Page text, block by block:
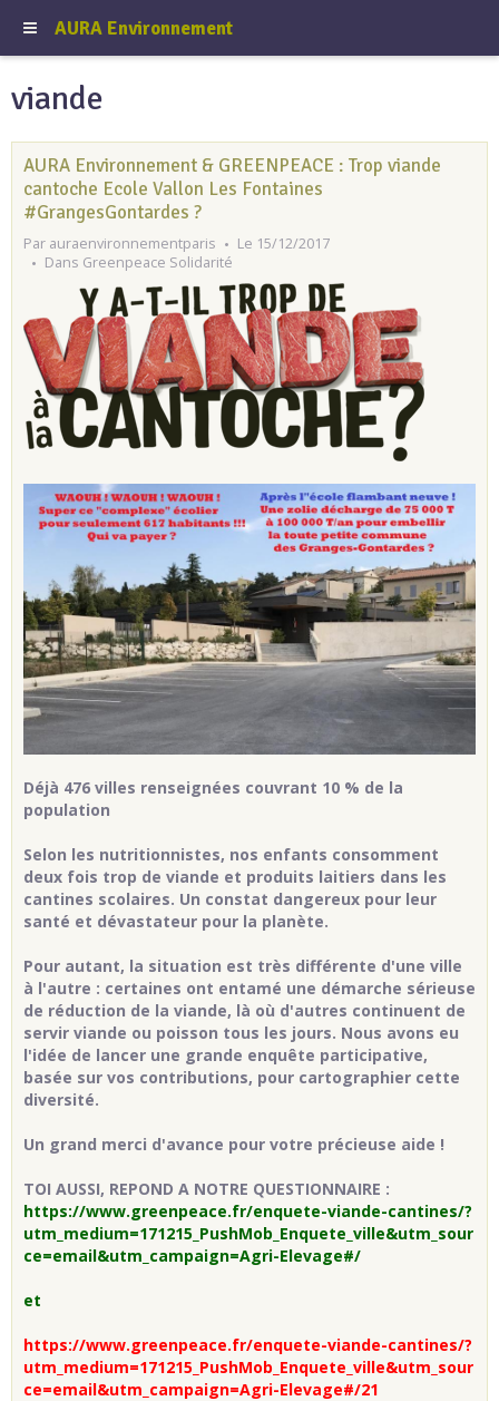
AURA Environnement
viande
AURA Environnement & GREENPEACE : Trop viande
cantoche Ecole Vallon Les Fontaines
#GrangesGontardes ?
Par auraenvironnementparis
Le 15/12/2017
Dans Greenpeace Solidarité
Déjà 476 villes renseignées couvrant 10 % de la
population
Selon les nutritionnistes, nos enfants consomment
deux fois trop de viande et produits laitiers dans les
cantines scolaires. Un constat dangereux pour leur
santé et dévastateur pour la planète.
Pour autant, la situation est très différente d'une ville
à l'autre : certaines ont entamé une démarche sérieuse
de réduction de la viande, là où d'autres continuent de
servir viande ou poisson tous les jours. Nous avons eu
l'idée de lancer une grande enquête participative,
basée sur vos contributions, pour cartographier cette
diversité.
Un grand merci d'avance pour votre précieuse aide !
TOI AUSSI, REPOND A NOTRE QUESTIONNAIRE :
https://www.greenpeace.fr/enquete-viande-cantines/?
utm_medium=171215_PushMob_Enquete_ville&utm_sour
ce=email&utm_campaign=Agri-Elevage#/
et
https://www.greenpeace.fr/enquete-viande-cantines/?
utm_medium=171215_PushMob_Enquete_ville&utm_sour
ce=email&utm_campaign=Agri-Elevage#/21